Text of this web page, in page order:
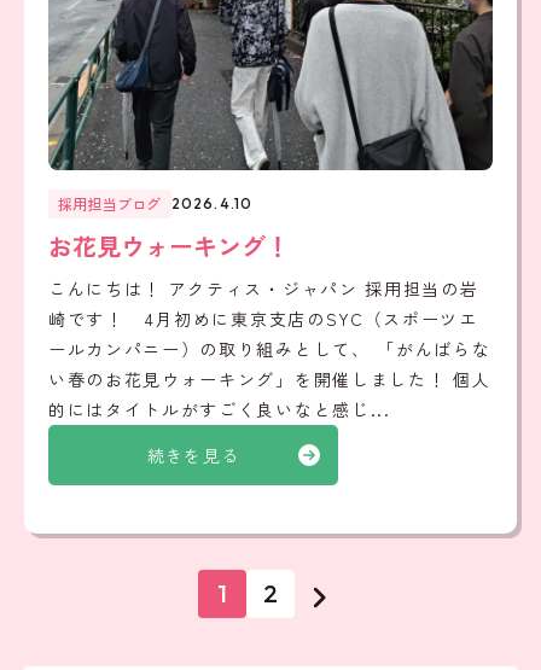
続きを見る
採用担当ブログ 2026.4.10
お花見ウォーキング！
こんにちは！ アクティス・ジャパン 採用担当の岩
崎です！ 4月初めに東京支店のSYC（スポーツエ
ールカンパニー）の取り組みとして、 「がんばらな
い春のお花見ウォーキング」を開催しました！ 個人
的にはタイトルがすごく良いなと感じ...
1 2